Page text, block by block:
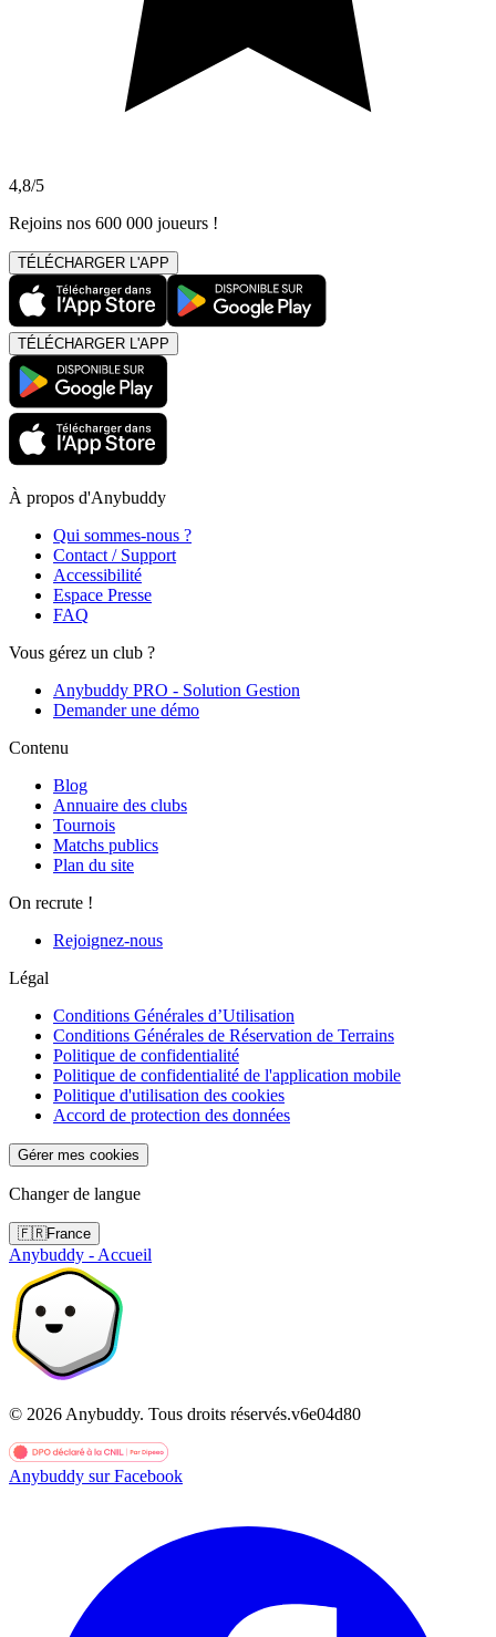
4,8/5
Rejoins nos 600 000 joueurs !
TÉLÉCHARGER L'APP
TÉLÉCHARGER L'APP
À propos d'Anybuddy
Qui sommes-nous ?
Contact / Support
Accessibilité
Espace Presse
FAQ
Vous gérez un club ?
Anybuddy PRO - Solution Gestion
Demander une démo
Contenu
Blog
Annuaire des clubs
Tournois
Matchs publics
Plan du site
On recrute !
Rejoignez-nous
Légal
Conditions Générales d’Utilisation
Conditions Générales de Réservation de Terrains
Politique de confidentialité
Politique de confidentialité de l'application mobile
Politique d'utilisation des cookies
Accord de protection des données
Gérer mes cookies
Changer de langue
🇫🇷France
Anybuddy - Accueil
© 2026 Anybuddy. Tous droits réservés.v6e04d80
Anybuddy sur Facebook